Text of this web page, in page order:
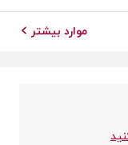
موارد بیشتر